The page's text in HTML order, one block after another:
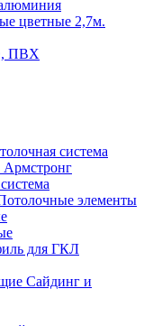
цветные 2,7м.
ПВХ
система
Армстронг
элементы
для ГКЛ
Сайдинг и